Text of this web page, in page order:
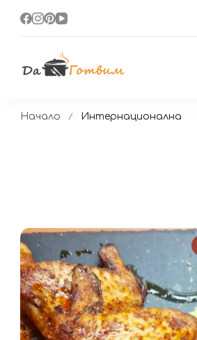
Начало Интернационална